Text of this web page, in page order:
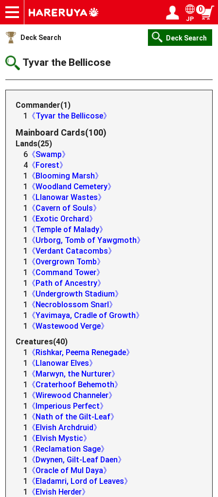
Onlineshop
Articles
Deck Search
Sponsored Players
Shop Info
Event Schedule
Help
Contact
JP
0
Deck Search Deck Search
Tyvar the Bellicose
Commander(1)
1
《Tyvar the Bellicose》
Mainboard Cards(100)
Lands(25)
6 《Swamp》
4 《Forest》
1
《Blooming Marsh》
1
《Woodland Cemetery》
1
《Llanowar Wastes》
1
《Cavern of Souls》
1
《Exotic Orchard》
1
《Temple of Malady》
1
《Urborg, Tomb of Yawgmoth》
1
《Verdant Catacombs》
1
《Overgrown Tomb》
1
《Command Tower》
1
《Path of Ancestry》
1
《Undergrowth Stadium》
1
《Necroblossom Snarl》
1
《Yavimaya, Cradle of Growth》
1
《Wastewood Verge》
Creatures(40)
1
《Rishkar, Peema Renegade》
1
《Llanowar Elves》
1
《Marwyn, the Nurturer》
1
《Craterhoof Behemoth》
1
《Wirewood Channeler》
1
《Imperious Perfect》
1
《Nath of the Gilt-Leaf》
1
《Elvish Archdruid》
1
《Elvish Mystic》
1
《Reclamation Sage》
1
《Dwynen, Gilt-Leaf Daen》
1
《Oracle of Mul Daya》
1
《Eladamri, Lord of Leaves》
1
《Elvish Herder》